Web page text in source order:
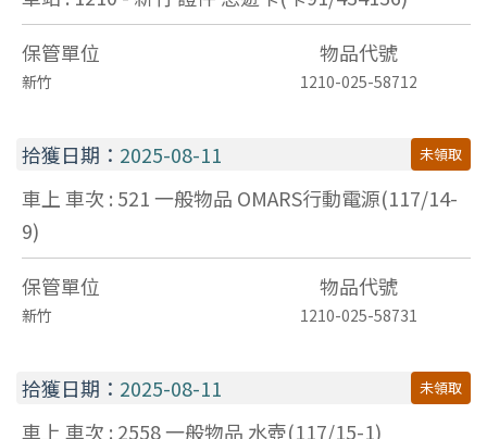
保管單位
物品代號
新竹 1210-025-58712
拾獲日期： 2025-08-11 未領取
車上 車次 : 521一般物品 OMARS行動電源(117/14-
9)
保管單位
物品代號
新竹 1210-025-58731
拾獲日期： 2025-08-11 未領取
車上 車次 : 2558一般物品 水壺(117/15-1)